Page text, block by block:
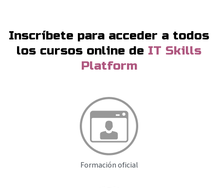
Inscríbete para acceder a todos
los cursos online de IT Skills
Platform
Formación oficial